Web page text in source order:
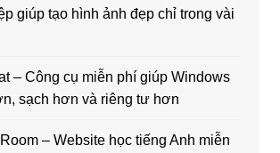
giúp tạo hình ảnh đẹp chỉ trong vài
– Công cụ miễn phí giúp Windows
sạch hơn và riêng tư hơn
– Website học tiếng Anh miễn